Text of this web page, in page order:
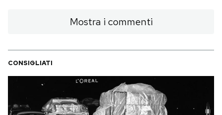
Mostra i commenti
CONSIGLIATI